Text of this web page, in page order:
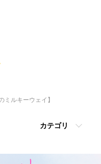
ミルキーウェイ】
カテゴリ